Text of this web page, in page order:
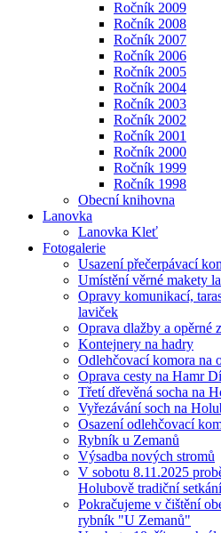
Ročník 2009
Ročník 2008
Ročník 2007
Ročník 2006
Ročník 2005
Ročník 2004
Ročník 2003
Ročník 2002
Ročník 2001
Ročník 2000
Ročník 1999
Ročník 1998
Obecní knihovna
Lanovka
Lanovka Kleť
Fotogalerie
Usazení přečerpávací
Umístění věrné makety
Opravy komunikací,
laviček
Oprava dlažby a opěrné
Kontejnery na hadry
Odlehčovací komora na
Oprava cesty na Hamr
Třetí dřevěná socha na
Vyřezávání soch na
Osazení odlehčovací
Rybník u Zemanů
Výsadba nových stromů
V sobotu 8.11.2025
Holubově tradiční
Pokračujeme v čištění
rybník "U Zemanů"